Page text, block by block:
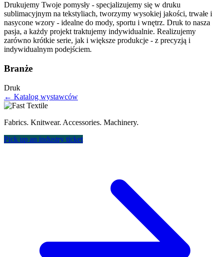
Drukujemy Twoje pomysły - specjalizujemy się w druku
sublimacyjnym na tekstyliach, tworzymy wysokiej jakości, trwałe i
nasycone wzory - idealne do mody, sportu i wnętrz. Druk to nasza
pasja, a każdy projekt traktujemy indywidualnie. Realizujemy
zarówno krótkie serie, jak i większe produkcje - z precyzją i
indywidualnym podejściem.
Branże
Druk
← Katalog wystawców
Fabrics. Knitwear. Accessories. Machinery.
Pick up an industry ticket